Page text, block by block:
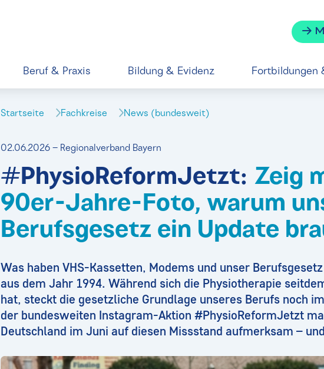
Beruf & Praxis Bildung & Evidenz Fortbildungen
Startseite Fachkreise News (bundesweit)
02.06.2026 – Regionalverband Bayern
#PhysioReformJetzt: Zeig
90er-Jahre-Foto, warum
Berufsgesetz ein Update
Was haben VHS-Kassetten, Modems und unser
aus dem Jahr 1994. Während sich die Physiotherapie
hat, steckt die gesetzliche Grundlage unseres Berufs noch
der bundesweiten Instagram-Aktion #PhysioReformJetzt
Deutschland im Juni auf diesen Missstand aufmerksam –